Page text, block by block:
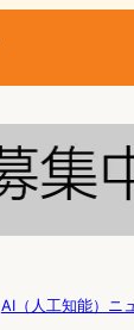
AI（人工知能）ニ